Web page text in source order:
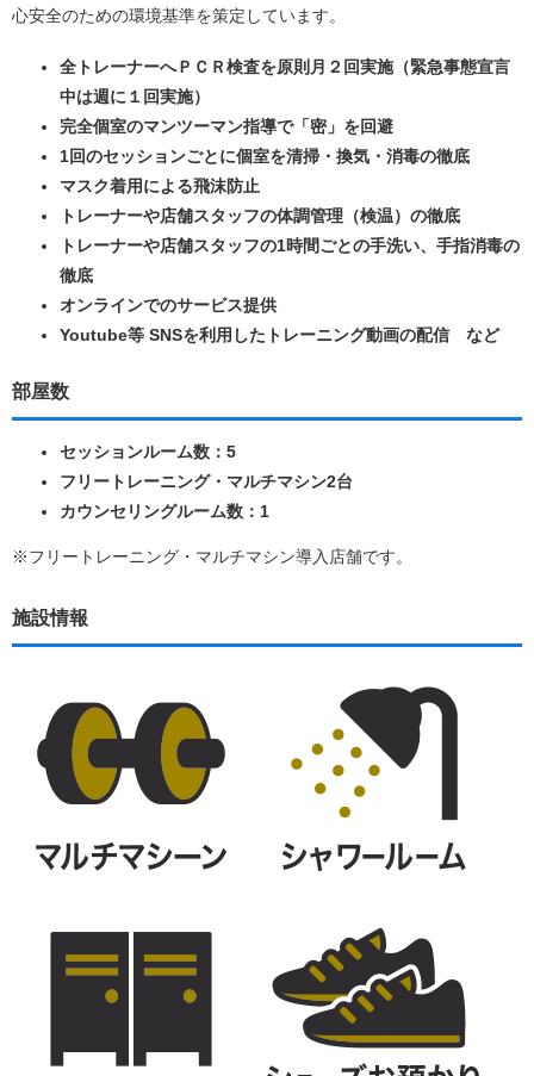
心安全のための環境基準を策定しています。
全トレーナーへＰＣＲ検査を原則月２回実施（緊急事態宣言
中は週に１回実施）
完全個室のマンツーマン指導で「密」を回避
1回のセッションごとに個室を清掃・換気・消毒の徹底
マスク着用による飛沫防止
トレーナーや店舗スタッフの体調管理（検温）の徹底
トレーナーや店舗スタッフの1時間ごとの手洗い、手指消毒の
徹底
オンラインでのサービス提供
Youtube等 SNSを利用したトレーニング動画の配信 など
部屋数
セッションルーム数：5
フリートレーニング・マルチマシン2台
カウンセリングルーム数：1
※フリートレーニング・マルチマシン導入店舗です。
施設情報